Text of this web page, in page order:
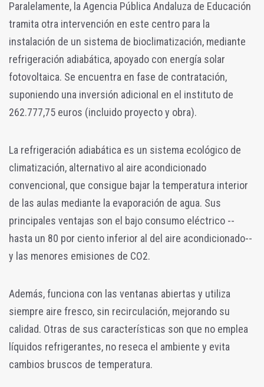
Paralelamente, la Agencia Pública Andaluza de Educación
tramita otra intervención en este centro para la
instalación de un sistema de bioclimatización, mediante
refrigeración adiabática, apoyado con energía solar
fotovoltaica. Se encuentra en fase de contratación,
suponiendo una inversión adicional en el instituto de
262.777,75 euros (incluido proyecto y obra).
La refrigeración adiabática es un sistema ecológico de
climatización, alternativo al aire acondicionado
convencional, que consigue bajar la temperatura interior
de las aulas mediante la evaporación de agua. Sus
principales ventajas son el bajo consumo eléctrico --
hasta un 80 por ciento inferior al del aire acondicionado--
y las menores emisiones de CO2.
Además, funciona con las ventanas abiertas y utiliza
siempre aire fresco, sin recirculación, mejorando su
calidad. Otras de sus características son que no emplea
líquidos refrigerantes, no reseca el ambiente y evita
cambios bruscos de temperatura.